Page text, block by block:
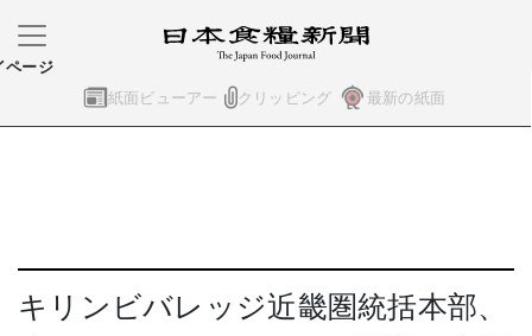
紙面ビューアー クリッピング 最新の紙面
ページ
キリンビバレッジ近畿圏統括本部、